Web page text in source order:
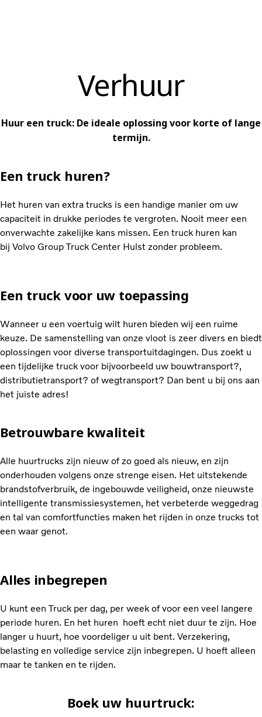
Verhuur
Huur een truck: De ideale oplossing voor korte of lange
termijn.
Een truck huren?
Het huren van extra trucks is een handige manier om uw
capaciteit in drukke periodes te vergroten. Nooit meer een
onverwachte zakelijke kans missen. Een truck huren kan
bij Volvo Group Truck Center Hulst zonder probleem.
Een truck voor uw toepassing
Wanneer u een voertuig wilt huren bieden wij een ruime
keuze. De samenstelling van onze vloot is zeer divers en biedt
oplossingen voor diverse transportuitdagingen. Dus zoekt u
een tijdelijke truck voor bijvoorbeeld uw bouwtransport?,
distributietransport? of wegtransport? Dan bent u bij ons aan
het juiste adres!
Betrouwbare kwaliteit
Alle huurtrucks zijn nieuw of zo goed als nieuw, en zijn
onderhouden volgens onze strenge eisen. Het uitstekende
brandstofverbruik, de ingebouwde veiligheid, onze nieuwste
intelligente transmissiesystemen, het verbeterde weggedrag
en tal van comfortfuncties maken het rijden in onze trucks tot
een waar genot.
Alles inbegrepen
U kunt een Truck per dag, per week of voor een veel langere
periode huren. En het huren hoeft echt niet duur te zijn. Hoe
langer u huurt, hoe voordeliger u uit bent. Verzekering,
belasting en volledige service zijn inbegrepen. U hoeft alleen
maar te tanken en te rijden.
Boek uw huurtruck: